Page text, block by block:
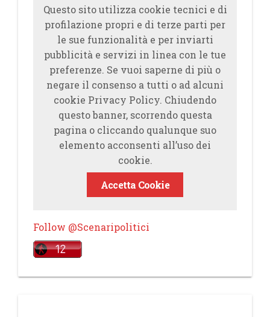
Questo sito utilizza cookie tecnici e di
profilazione propri e di terze parti per
le sue funzionalità e per inviarti
pubblicità e servizi in linea con le tue
preferenze. Se vuoi saperne di più o
negare il consenso a tutti o ad alcuni
cookie Privacy Policy. Chiudendo
questo banner, scorrendo questa
pagina o cliccando qualunque suo
elemento acconsenti all’uso dei
cookie.
Accetta Cookie
Follow @Scenaripolitici